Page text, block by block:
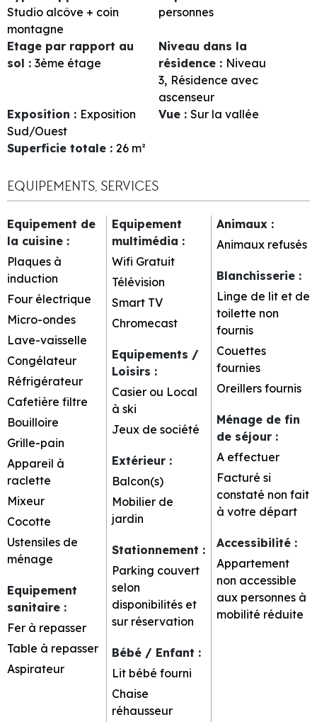
Studio alcôve + coin
montagne
personnes
Etage par rapport au
sol : 3ème étage
Niveau dans la
résidence : Niveau
3 Résidence avec
ascenseur
Exposition : Exposition
Sud/Ouest
Vue : Sur la vallée
Superficie totale : 26 m²
EQUIPEMENTS, SERVICES
Equipement de
la cuisine :
Plaques à
induction
Four électrique
Micro-ondes
Lave-vaisselle
Congélateur
Réfrigérateur
Cafetière filtre
Bouilloire
Grille-pain
Appareil à
raclette
Mixeur
Cocotte
Ustensiles de
ménage
Equipement
sanitaire :
Fer à repasser
Table à repasser
Aspirateur
Equipement
multimédia :
Wifi Gratuit
Télévision
Smart TV
Chromecast
Equipements /
Loisirs :
Casier ou Local
à ski
Jeux de société
Extérieur :
Balcon(s)
Mobilier de
jardin
Stationnement :
Parking couvert
selon
disponibilités et
sur réservation
Bébé / Enfant :
Lit bébé fourni
Chaise
réhausseur
Animaux :
Animaux refusés
Blanchisserie :
Linge de lit et de
toilette non
fournis
Couettes
fournies
Oreillers fournis
Ménage de fin
de séjour :
A effectuer
Facturé si
constaté non fait
à votre départ
Accessibilité :
Appartement
non accessible
aux personnes à
mobilité réduite